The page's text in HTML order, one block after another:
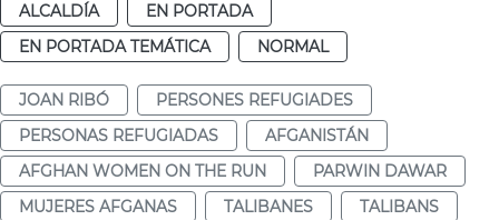
ALCALDÍA
EN PORTADA
EN PORTADA TEMÁTICA
NORMAL
JOAN RIBÓ
PERSONES REFUGIADES
PERSONAS REFUGIADAS
AFGANISTÁN
AFGHAN WOMEN ON THE RUN
PARWIN DAWAR
MUJERES AFGANAS
TALIBANES
TALIBANS